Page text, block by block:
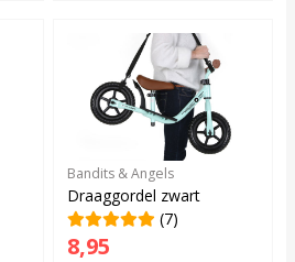
Bandits & Angels
Draaggordel zwart
(7)
8,95